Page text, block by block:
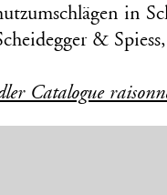
in
&
Catalogue